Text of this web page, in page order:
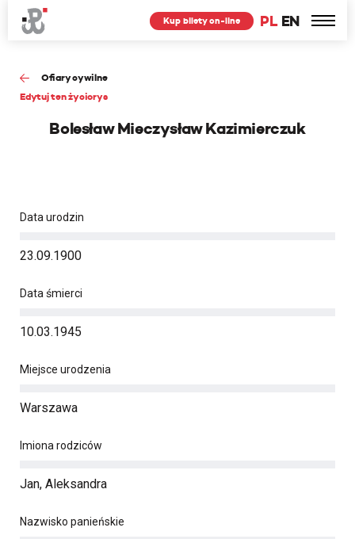
PL EN
Kup bilety on-line
Ofiary cywilne
Edytuj ten życiorys
Bolesław Mieczysław Kazimierczuk
Data urodzin
23.09.1900
Data śmierci
10.03.1945
Miejsce urodzenia
Warszawa
Imiona rodziców
Jan, Aleksandra
Nazwisko panieńskie